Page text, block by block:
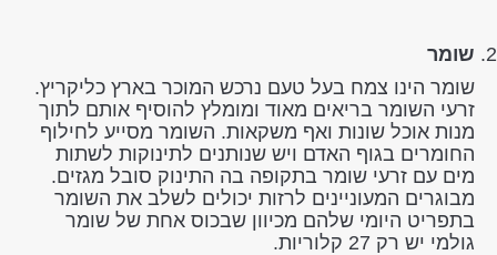
שומר
שומר הינו צמח בעל טעם נרכש המוכר בארץ כליקריץ.
זרעי השומר בריאים מאוד ומומלץ להוסיף אותם לתוך
מנות אוכל שונות ואף משקאות. השומר מסייע לחילוף
החומרים בגוף האדם ויש שנותנים לתינוקות לשתות
מים עם זרעי שומר בתקופה בה התינוק סובל מגזים.
מבוגרים המעוניינים לרזות יכולים לשלב את השומר
בתפריט היומי שלהם מכיוון שבכוס אחת של שומר
גולמי יש רק 27 קלוריות.